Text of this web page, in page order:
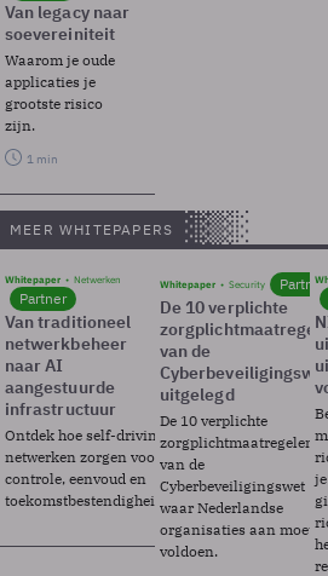
Van legacy naar
soevereiniteit
Waarom je oude
applicaties je
grootste risico
zijn.
1 min
MEER WHITEPAPERS
Whitepaper Netwerken
Partner
Van traditioneel
netwerkbeheer
naar AI
aangestuurde
infrastructuur
Ontdek hoe self-driving
netwerken zorgen voor
controle, eenvoud en
toekomstbestendigheid.
Whitepaper Security Partner
De 10 verplichte
van de
uitgelegd
De 10 verplichte
zorgplichtmaatregelen
van de
Cyberbeveiligingswet
waar Nederlandse
organisaties aan
voldoen.